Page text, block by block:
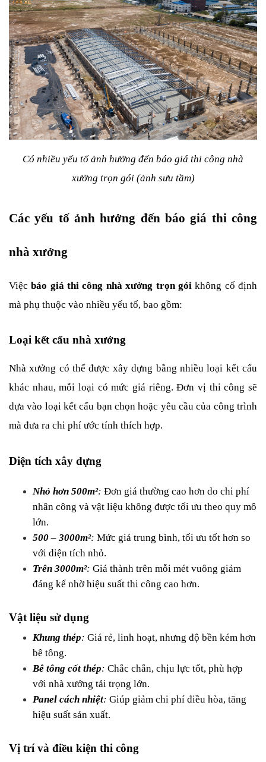
Có nhiều yếu tố ảnh hưởng đến báo giá thi công nhà
xưởng trọn gói (ảnh sưu tầm)
Các yếu tố ảnh hưởng đến báo giá thi công
nhà xưởng
Việc báo giá thi công nhà xưởng trọn gói không cố định
mà phụ thuộc vào nhiều yếu tố, bao gồm:
Loại kết cấu nhà xưởng
Nhà xưởng có thể được xây dựng bằng nhiều loại kết cấu
khác nhau, mỗi loại có mức giá riêng. Đơn vị thi công sẽ
dựa vào loại kết cấu bạn chọn hoặc yêu cầu của công trình
mà đưa ra chi phí ước tính thích hợp.
Diện tích xây dựng
Nhỏ hơn 500m²: Đơn giá thường cao hơn do chi phí
nhân công và vật liệu không được tối ưu theo quy mô
lớn.
500 – 3000m²: Mức giá trung bình, tối ưu tốt hơn so
với diện tích nhỏ.
Trên 3000m²: Giá thành trên mỗi mét vuông giảm
đáng kể nhờ hiệu suất thi công cao hơn.
Vật liệu sử dụng
Khung thép: Giá rẻ, linh hoạt, nhưng độ bền kém hơn
bê tông.
Bê tông cốt thép: Chắc chắn, chịu lực tốt, phù hợp
với nhà xưởng tải trọng lớn.
Panel cách nhiệt: Giúp giảm chi phí điều hòa, tăng
hiệu suất sản xuất.
Vị trí và điều kiện thi công